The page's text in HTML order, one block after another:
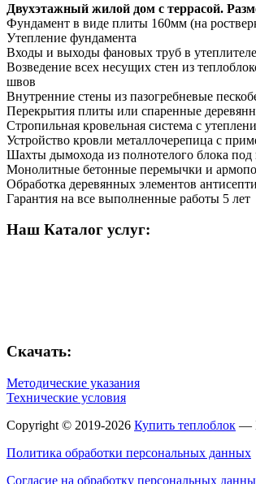
Двухэтажный жилой дом с террасой.
Фундамент в виде плиты 160мм (на
Утепление фундамента
Входы и выходы фановых труб в утеплителе
Возведение всех несущих стен из
швов
Внутренние стены из пазогребневые
Перекрытия плиты или спаренные
Стропильная кровельная система с
Устройство кровли металлочерепица с
Шахты дымохода из полнотелого блока
Монолитные бетонные перемычки и
Обработка деревянных элементов
Гарантия на все выполненные работы 5 лет
Наш Каталог услуг:
Скачать:
Методические указания
Технические условия
Copyright © 2019-2026 Купить теплоблок —
Политика обработки персональных данных
Согласие на обработку персональных